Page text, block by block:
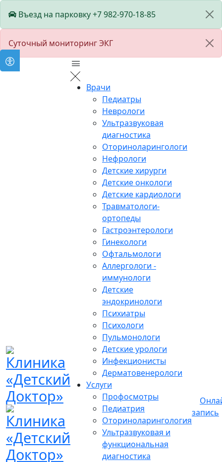
Въезд на парковку +7 982-970-18-85
Суточный мониторинг ЭКГ
Врачи
Педиатры
Неврологи
Ультразвуковая
диагностика
Оториноларингологи
Нефрологи
Детские хирурги
Детские онкологи
Детские кардиологи
Травматологи-
ортопеды
Гастроэнтерологи
Гинекологи
Офтальмологи
Аллергологи -
иммунологи
Детские
эндокринологи
Психиатры
Психологи
Пульмонологи
Детские урологи
Инфекционисты
Дерматовенерологи
Услуги
Профосмотры
Педиатрия
Оториноларингология
Ультразвуковая и
функциональная
диагностика
запись